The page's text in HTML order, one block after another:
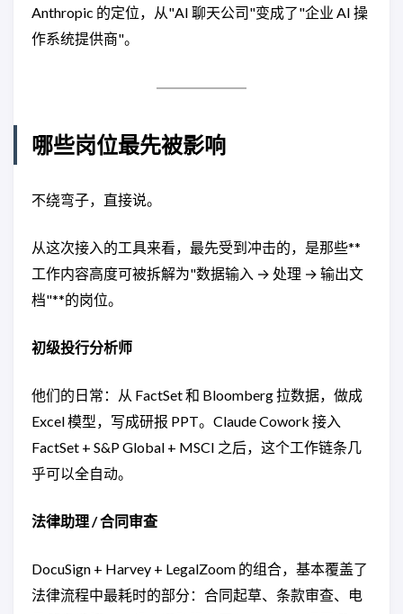
Anthropic 的定位，从"AI 聊天公司"变成了"企业 AI 操
作系统提供商"。
哪些岗位最先被影响
不绕弯子，直接说。
从这次接入的工具来看，最先受到冲击的，是那些**
工作内容高度可被拆解为"数据输入 → 处理 → 输出文
档"**的岗位。
初级投行分析师
他们的日常：从 FactSet 和 Bloomberg 拉数据，做成
Excel 模型，写成研报 PPT。Claude Cowork 接入
FactSet + S&P Global + MSCI 之后，这个工作链条几
乎可以全自动。
法律助理 / 合同审查
DocuSign + Harvey + LegalZoom 的组合，基本覆盖了
法律流程中最耗时的部分：合同起草、条款审查、电